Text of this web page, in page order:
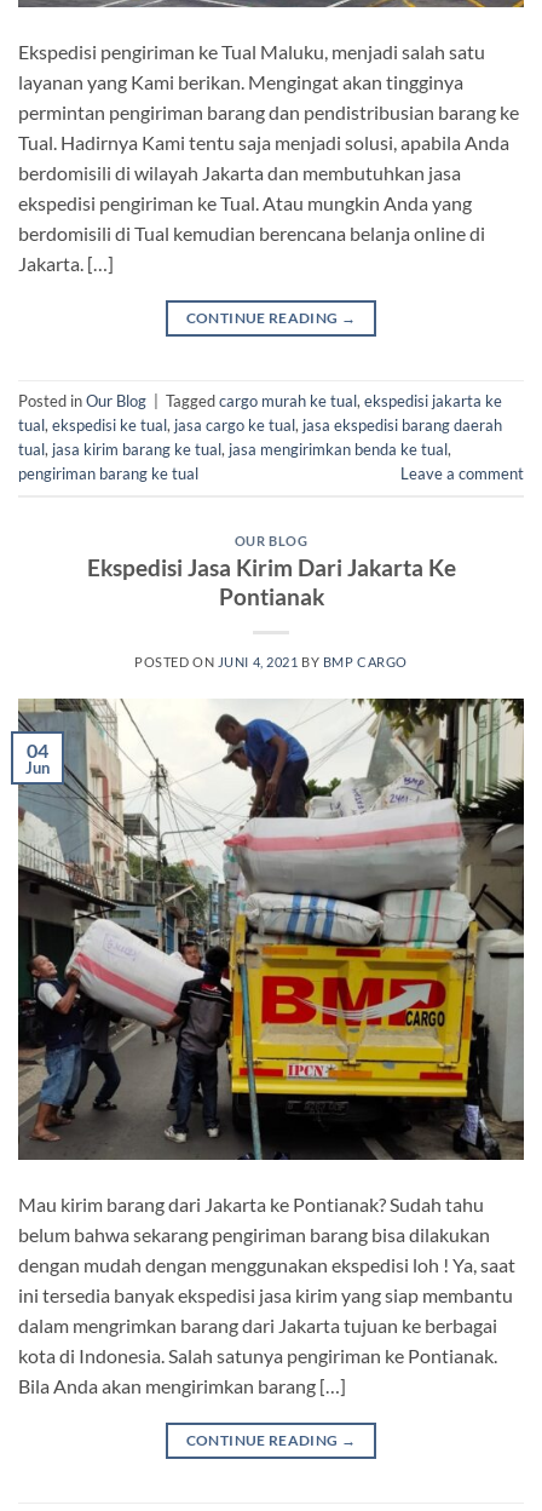
Ekspedisi pengiriman ke Tual Maluku, menjadi salah satu
layanan yang Kami berikan. Mengingat akan tingginya
permintan pengiriman barang dan pendistribusian barang ke
Tual. Hadirnya Kami tentu saja menjadi solusi, apabila Anda
berdomisili di wilayah Jakarta dan membutuhkan jasa
ekspedisi pengiriman ke Tual. Atau mungkin Anda yang
berdomisili di Tual kemudian berencana belanja online di
Jakarta. […]
CONTINUE READING →
Posted inOur Blog Taggedcargo murah ke tual, ekspedisi jakarta ke
tual, ekspedisi ke tual, jasa cargo ke tual, jasa ekspedisi barang daerah
tual, jasa kirim barang ke tual, jasa mengirimkan benda ke tual,
pengiriman barang ke tual
Leave a comment
OUR BLOG
Ekspedisi Jasa Kirim Dari Jakarta Ke
Pontianak
POSTED ON JUNI 4, 2021 BY BMP CARGO
04
Jun
Mau kirim barang dari Jakarta ke Pontianak? Sudah tahu
belum bahwa sekarang pengiriman barang bisa dilakukan
dengan mudah dengan menggunakan ekspedisi loh ! Ya, saat
ini tersedia banyak ekspedisi jasa kirim yang siap membantu
dalam mengrimkan barang dari Jakarta tujuan ke berbagai
kota di Indonesia. Salah satunya pengiriman ke Pontianak.
Bila Anda akan mengirimkan barang […]
CONTINUE READING →